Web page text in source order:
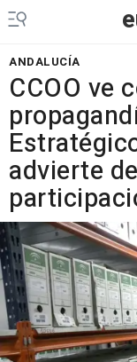
ANDALUCÍA
CCOO ve
advierte